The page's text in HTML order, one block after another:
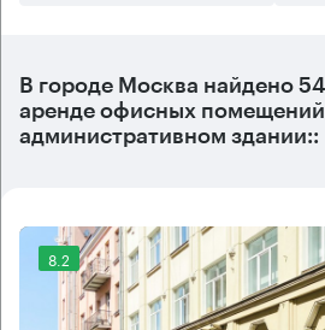
В городе Москва найдено
аренде офисных помещений
административном здании::
8.2